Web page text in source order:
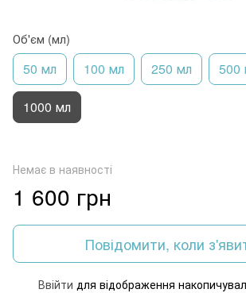
Об'єм (мл)
50 мл 100 мл 250 мл 500
1000 мл
Немає в наявності
1 600 грн
Повідомити, коли
Ввійти для відображення